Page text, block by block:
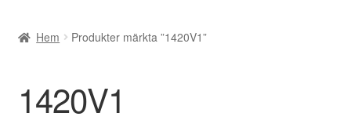
Betalningar
Integritetspolicy
Hem Produkter märkta ”1420V1”
1420V1